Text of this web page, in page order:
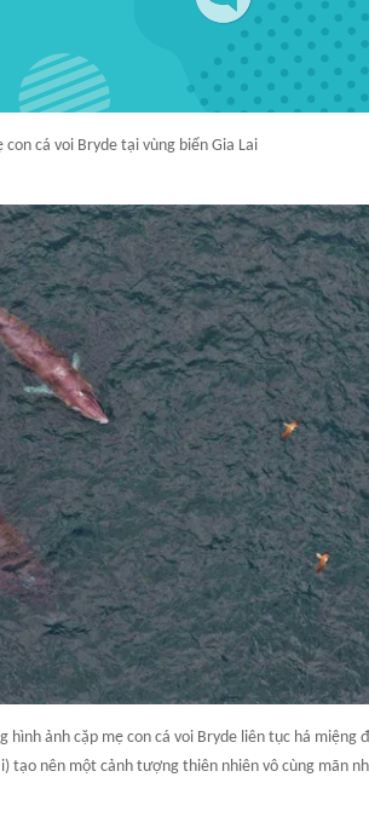
con cá voi Bryde tại vùng biển Gia Lai
hình ảnh cặp mẹ con cá voi Bryde liên tục há miệng
tạo nên một cảnh tượng thiên nhiên vô cùng mãn